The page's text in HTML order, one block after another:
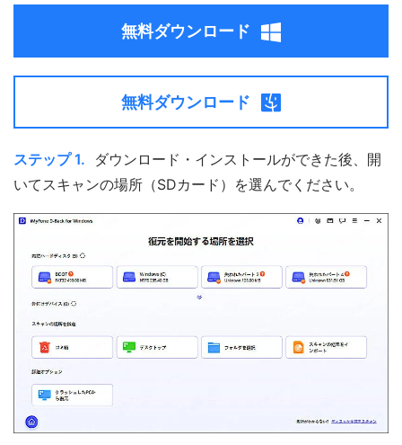
無料ダウンロード
無料ダウンロード
ステップ 1.
ダウンロード・インストールができた後、開
いてスキャンの場所（SDカード）を選んでください。